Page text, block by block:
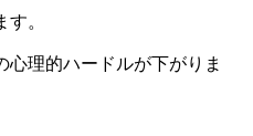
。
理的ハードルが下がりま